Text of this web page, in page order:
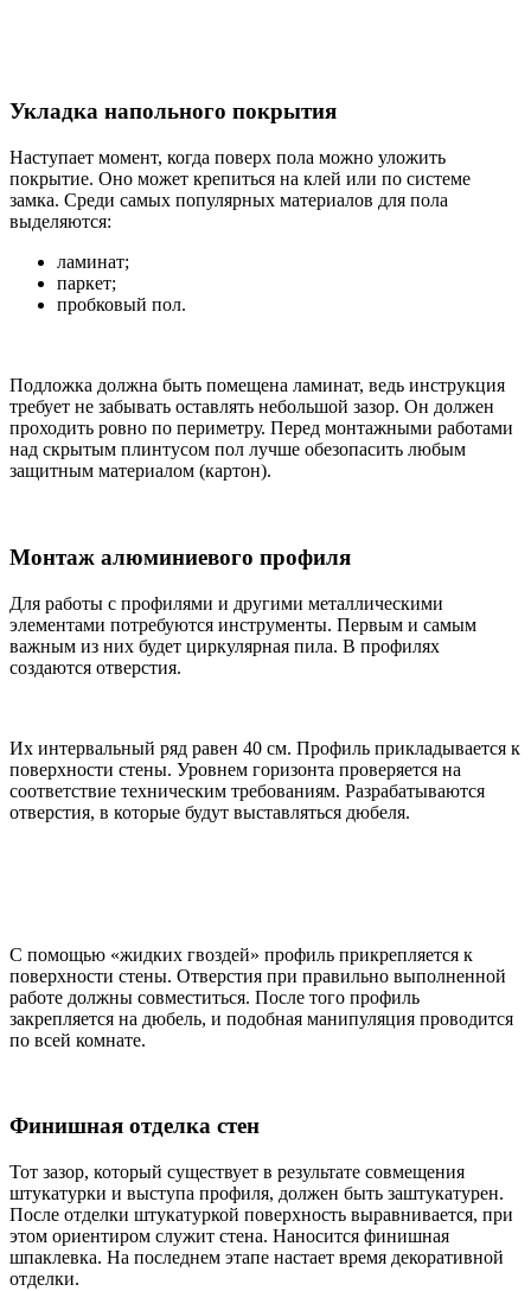
Укладка напольного покрытия
Наступает момент, когда поверх пола можно уложить
покрытие. Оно может крепиться на клей или по системе
замка. Среди самых популярных материалов для пола
выделяются:
ламинат;
паркет;
пробковый пол.
Подложка должна быть помещена ламинат, ведь инструкция
требует не забывать оставлять небольшой зазор. Он должен
проходить ровно по периметру. Перед монтажными работами
над скрытым плинтусом пол лучше обезопасить любым
защитным материалом (картон).
Монтаж алюминиевого профиля
Для работы с профилями и другими металлическими
элементами потребуются инструменты. Первым и самым
важным из них будет циркулярная пила. В профилях
создаются отверстия.
Их интервальный ряд равен 40 см. Профиль прикладывается к
поверхности стены. Уровнем горизонта проверяется на
соответствие техническим требованиям. Разрабатываются
отверстия, в которые будут выставляться дюбеля.
С помощью «жидких гвоздей» профиль прикрепляется к
поверхности стены. Отверстия при правильно выполненной
работе должны совместиться. После того профиль
закрепляется на дюбель, и подобная манипуляция проводится
по всей комнате.
Финишная отделка стен
Тот зазор, который существует в результате совмещения
штукатурки и выступа профиля, должен быть заштукатурен.
После отделки штукатуркой поверхность выравнивается, при
этом ориентиром служит стена. Наносится финишная
шпаклевка. На последнем этапе настает время декоративной
отделки.